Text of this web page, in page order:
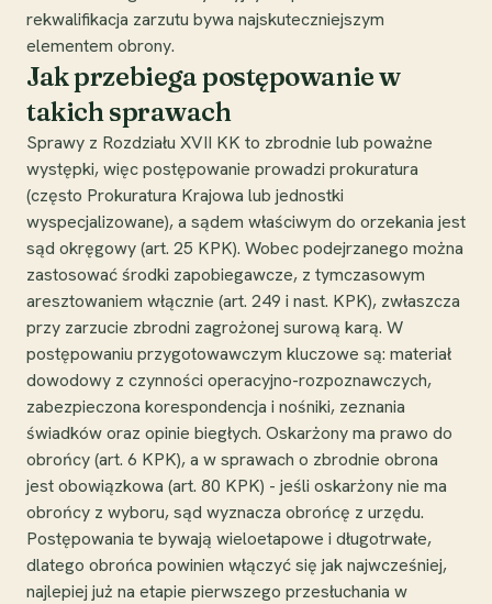
rekwalifikacja zarzutu bywa najskuteczniejszym
elementem obrony.
Jak przebiega postępowanie w
takich sprawach
Sprawy z Rozdziału XVII KK to zbrodnie lub poważne
występki, więc postępowanie prowadzi prokuratura
(często Prokuratura Krajowa lub jednostki
wyspecjalizowane), a sądem właściwym do orzekania jest
sąd okręgowy (art. 25 KPK). Wobec podejrzanego można
zastosować środki zapobiegawcze, z tymczasowym
aresztowaniem włącznie (art. 249 i nast. KPK), zwłaszcza
przy zarzucie zbrodni zagrożonej surową karą. W
postępowaniu przygotowawczym kluczowe są: materiał
dowodowy z czynności operacyjno-rozpoznawczych,
zabezpieczona korespondencja i nośniki, zeznania
świadków oraz opinie biegłych. Oskarżony ma prawo do
obrońcy (art. 6 KPK), a w sprawach o zbrodnie obrona
jest obowiązkowa (art. 80 KPK) - jeśli oskarżony nie ma
obrońcy z wyboru, sąd wyznacza obrońcę z urzędu.
Postępowania te bywają wieloetapowe i długotrwałe,
dlatego obrońca powinien włączyć się jak najwcześniej,
najlepiej już na etapie pierwszego przesłuchania w